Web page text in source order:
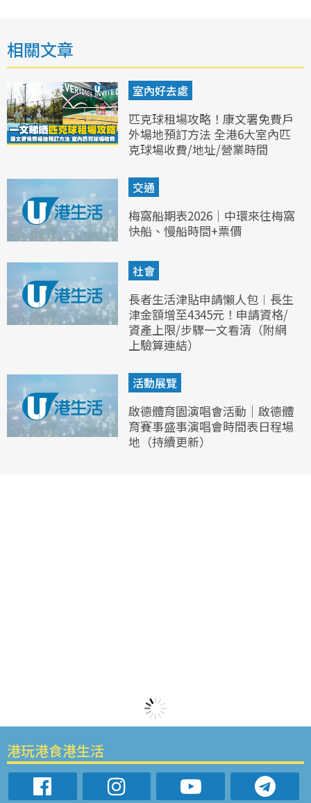
相關文章
室內好去處
匹克球租場攻略！康文署免費戶
外場地預訂方法 全港6大室內匹
克球場收費/地址/營業時間
交通
梅窩船期表2026｜中環來往梅窩
快船、慢船時間+票價
社會
長者生活津貼申請懶人包︱長生
津金額增至4345元！申請資格/
資產上限/步驟一文看清（附網
上驗算連結）
活動展覽
啟德體育園演唱會活動｜啟德體
育賽事盛事演唱會時間表日程場
地（持續更新）
港玩港食港生活